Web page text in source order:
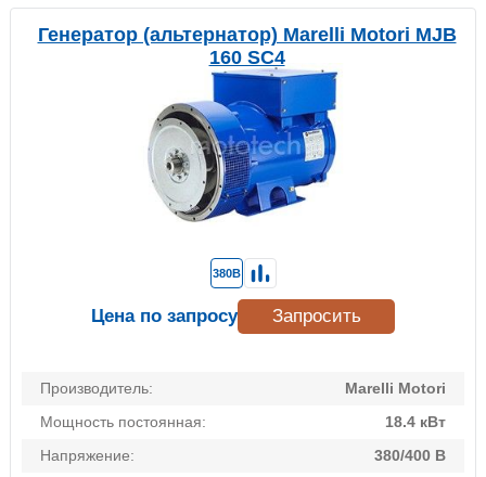
Генератор (альтернатор) Marelli Motori MJB
160 SC4
Производитель:
Marelli Motori
Мощность постоянная:
18.4 кВт
Напряжение:
380/400 В
380В
Цена по запросу Запросить